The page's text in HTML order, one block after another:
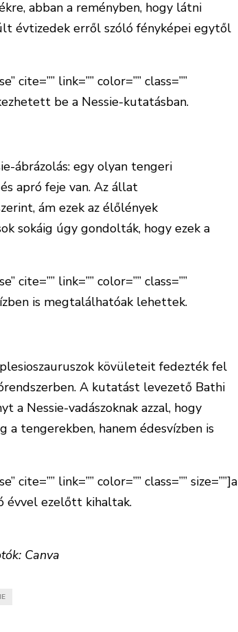
abban a reményben, hogy látni
évtizedek erről szóló fényképei egytől
link=”” color=”” class=””
be a Nessie-kutatásban.
ábrázolás: egy olyan tengeri
apró feje van. Az állat
ám ezek az élőlények
sokáig úgy gondolták, hogy ezek a
link=”” color=”” class=””
is megtalálhatóak lehettek.
kövületeit fedezték fel
A kutatást levezető Bathi
a Nessie-vadászoknak azzal, hogy
a tengerekben, hanem édesvízben is
link=”” color=”” class=”” size=””]a
évvel ezelőtt kihaltak.
Canva